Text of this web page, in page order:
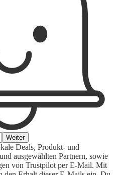
Weiter
Deals, Produkt- und
ausgewählten Partnern, sowie
von Trustpilot per E-Mail. Mit